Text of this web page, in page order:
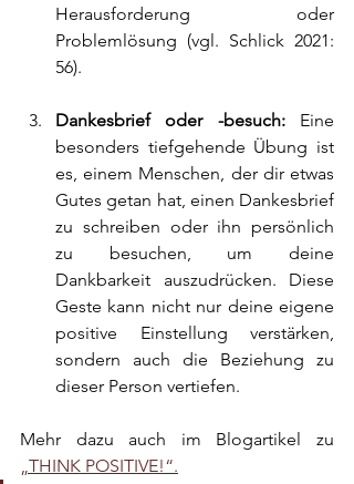
Herausforderung oder
Problemlösung (vgl. Schlick 2021:
56).
Dankesbrief oder -besuch: Eine
besonders tiefgehende Übung ist
es, einem Menschen, der dir etwas
Gutes getan hat, einen Dankesbrief
zu schreiben oder ihn persönlich
zu besuchen, um deine
Dankbarkeit auszudrücken. Diese
Geste kann nicht nur deine eigene
positive Einstellung verstärken,
sondern auch die Beziehung zu
dieser Person vertiefen.
„THINK POSITIVE!“.